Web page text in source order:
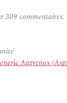
309 commentaires.
Aggrenox